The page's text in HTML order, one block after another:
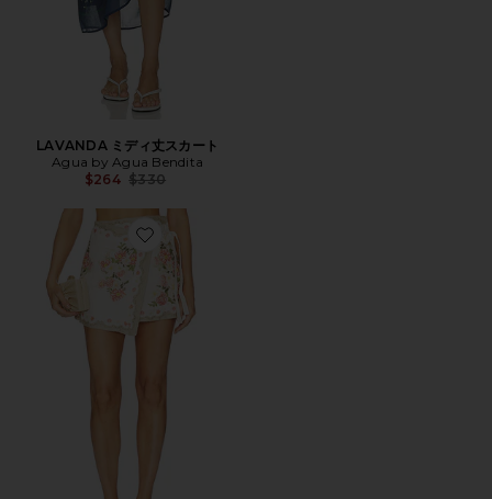
LAVANDA ミディ丈スカート
Agua by Agua Bendita
$264 Previous price:
$330
Favorite LUNA サロン